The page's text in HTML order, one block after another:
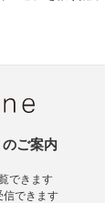
のご案内
できます
信できます